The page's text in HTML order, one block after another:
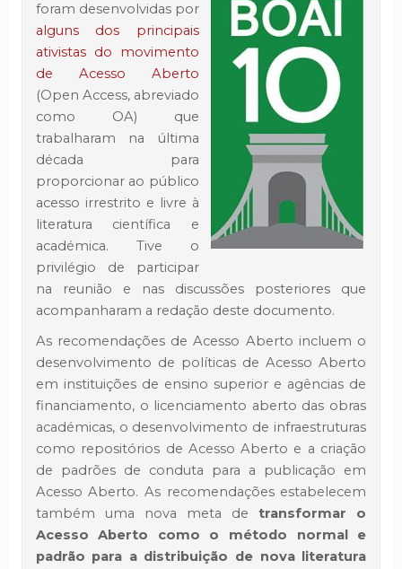
foram desenvolvidas por
alguns dos principais
ativistas do movimento
de Acesso Aberto
(Open Access, abreviado
como OA) que
trabalharam na última
década para
proporcionar ao público
acesso irrestrito e livre à
literatura científica e
académica. Tive o
privilégio de participar
na reunião e nas discussões posteriores que
acompanharam a redação deste documento.
As recomendações de Acesso Aberto incluem o
desenvolvimento de políticas de Acesso Aberto
em instituições de ensino superior e agências de
financiamento, o licenciamento aberto das obras
académicas, o desenvolvimento de infraestruturas
como repositórios de Acesso Aberto e a criação
de padrões de conduta para a publicação em
Acesso Aberto. As recomendações estabelecem
também uma nova meta de transformar o
Acesso Aberto como o método normal e
padrão para a distribuição de nova literatura